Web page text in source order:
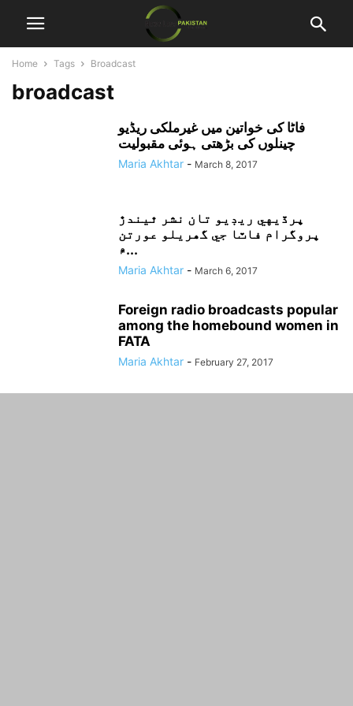
Home Tags Broadcast
broadcast
فاٹا کی خواتین میں غیرملکی ریڈیو
چینلوں کی بڑھتی ہوئی مقبولیت
Maria Akhtar - March 8, 2017
پرڏيهي ريڊيو تان نشر ٿيندڙ
پروگرام فاٽا جي گھريلو عورتن
۾...
Maria Akhtar - March 6, 2017
Foreign radio broadcasts popular
among the homebound women in
FATA
Maria Akhtar - February 27, 2017